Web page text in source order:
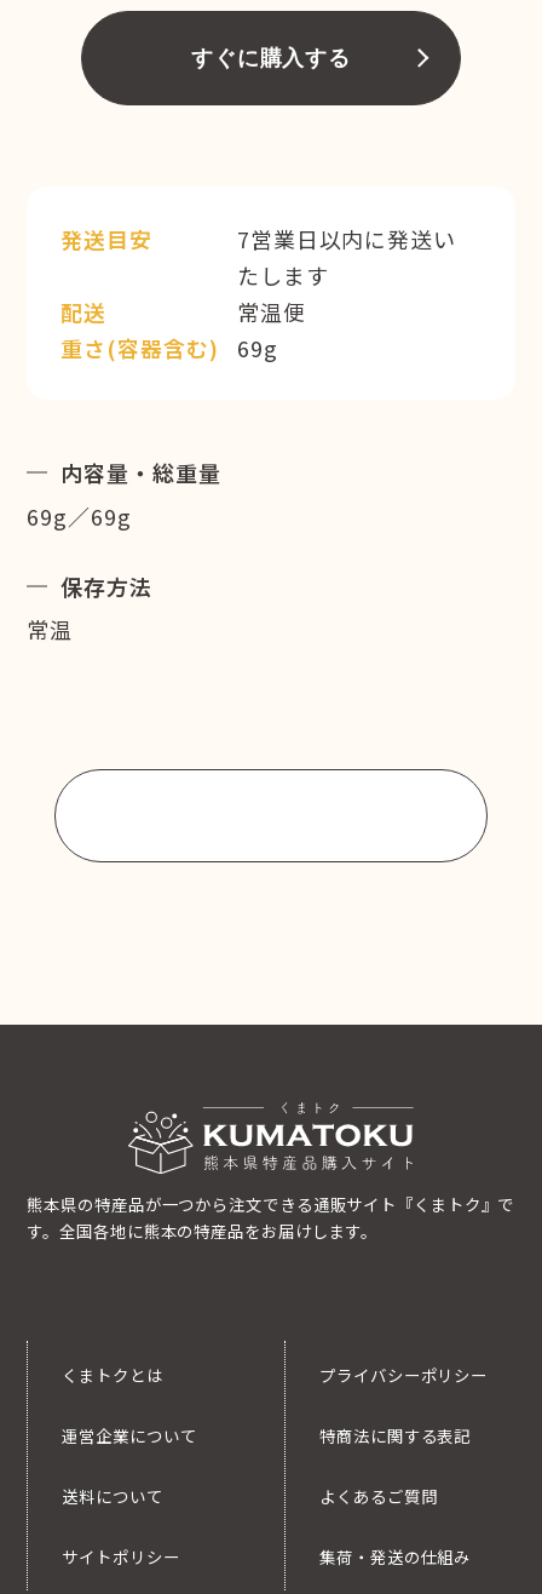
すぐに購入する
発送目安
7営業日以内に発送い
たします
配送
常温便
重さ(容器含む)
69g
内容量・総重量
69g／69g
保存方法
常温
熊本県の特産品が一つから注文できる通販サイト『くまトク』で
す。全国各地に熊本の特産品をお届けします。
くまトクとは
運営企業について
送料について
サイトポリシー
プライバシーポリシー
特商法に関する表記
よくあるご質問
集荷・発送の仕組み